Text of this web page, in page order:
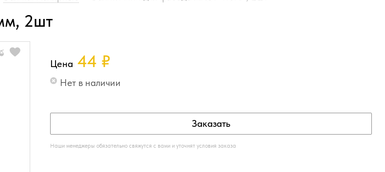
2шт
Цена 44 ₽
Нет в наличии
Заказать
Наши менеджеры обязательно свяжутся с вами и уточнят условия заказа